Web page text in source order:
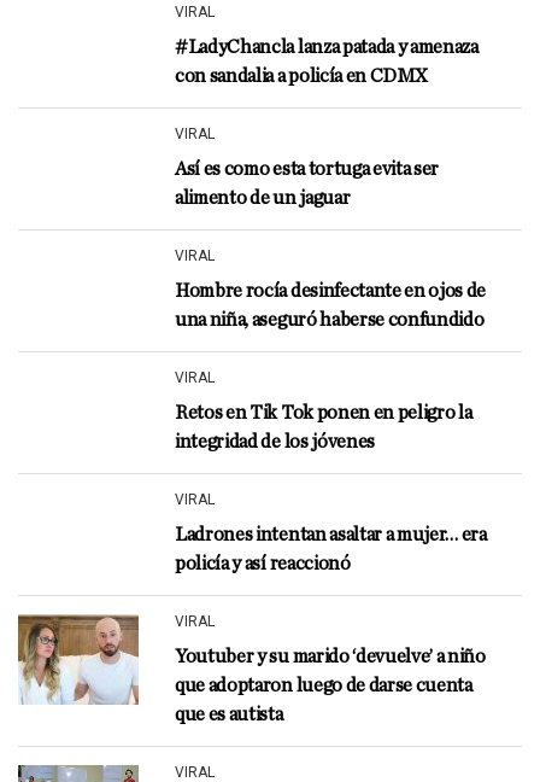
VIRAL
#LadyChancla lanza patada y amenaza
con sandalia a policía en CDMX
VIRAL
Así es como esta tortuga evita ser
alimento de un jaguar
VIRAL
Hombre rocía desinfectante en ojos de
una niña, aseguró haberse confundido
VIRAL
Retos en Tik Tok ponen en peligro la
integridad de los jóvenes
VIRAL
Ladrones intentan asaltar a mujer… era
policía y así reaccionó
VIRAL
Youtuber y su marido ‘devuelve’ a niño
que adoptaron luego de darse cuenta
que es autista
VIRAL